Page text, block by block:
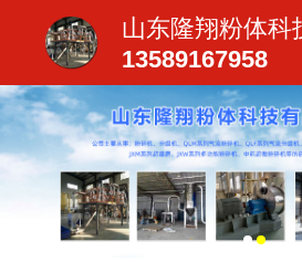
山东隆翔粉体科
13589167958